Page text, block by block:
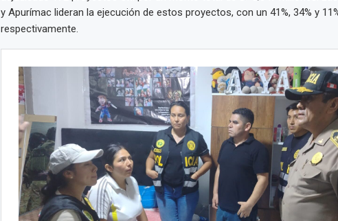
y Apurímac lideran la ejecución de estos proyectos, con un 41%, 34% y
respectivamente.